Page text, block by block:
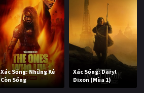
Xác Sống: Những Kẻ
Còn Sống
Xác Sống: Daryl
Dixon (Mùa 1)